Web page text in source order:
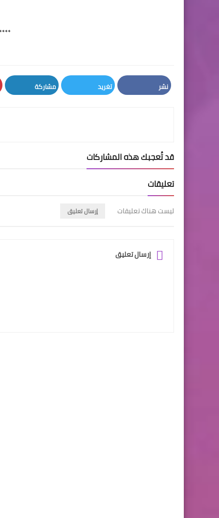
نشر تغريد مشاركة
قد تُعجبك هذه المشاركات
تعليقات
ليست هناك تعليقات إرسال تعليق
إرسال تعليق